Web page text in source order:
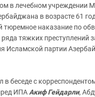
в лечебном учреждении
в возрасте 61
тюремное наказание по
тяжких преступлений
Исламской партии
в беседе с
ИПААкиф Гейдарли,